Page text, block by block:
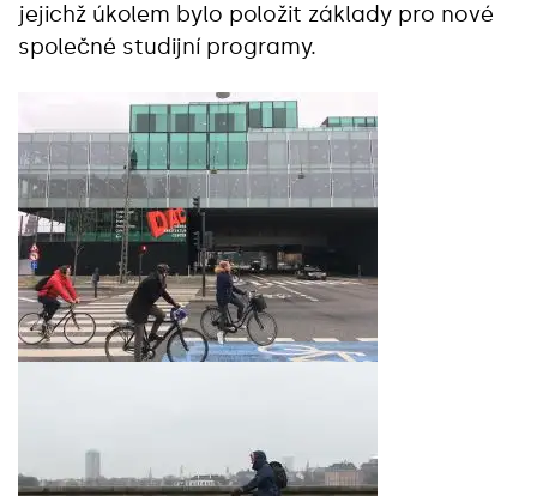
jejichž úkolem bylo položit základy pro nové
společné studijní programy.